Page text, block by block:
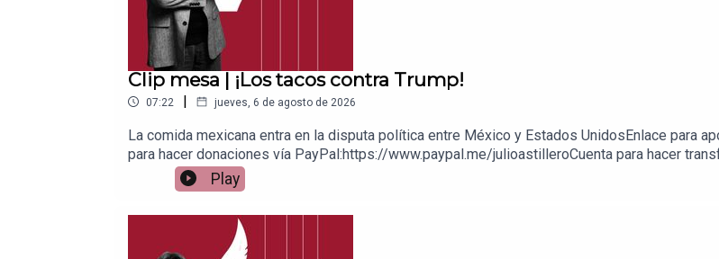
Clip mesa | ¡Los tacos contra Trump!
07:22 | jueves, 6 de agosto de 2026
La comida mexicana entra en la disputa política entre México y Estados UnidosEnlace para
para hacer donaciones vía PayPal:https://www.paypal.me/julioastilleroCuenta para hacer
1539408017CLABE: 012 320 01539408017 2Tienda:https://julioastillerotienda.com/
Play